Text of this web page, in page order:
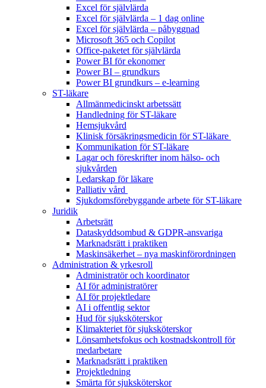
Excel för självlärda
Excel för självlärda – 1 dag online
Excel för självlärda – påbyggnad
Microsoft 365 och Copilot
Office-paketet för självlärda
Power BI för ekonomer
Power BI – grundkurs
Power BI grundkurs – e-learning
ST-läkare
Allmänmedicinskt arbetssätt
Handledning för ST-läkare
Hemsjukvård
Klinisk försäkringsmedicin för ST-läkare
Kommunikation för ST-läkare
Lagar och föreskrifter inom hälso- och
sjukvården
Ledarskap för läkare
Palliativ vård
Sjukdomsförebyggande arbete för ST-läkare
Juridik
Arbetsrätt
Dataskyddsombud & GDPR-ansvariga
Marknadsrätt i praktiken
Maskinsäkerhet – nya maskinförordningen
Administration & yrkesroll
Administratör och koordinator
AI för administratörer
AI för projektledare
AI i offentlig sektor
Hud för sjuksköterskor
Klimakteriet för sjuksköterskor
Lönsamhetsfokus och kostnadskontroll för
medarbetare
Marknadsrätt i praktiken
Projektledning
Smärta för sjuksköterskor